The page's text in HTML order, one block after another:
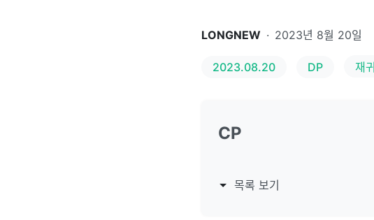
LONGNEW · 2023년 8월 20일
2023.08.20 DP 재귀
CP
목록 보기